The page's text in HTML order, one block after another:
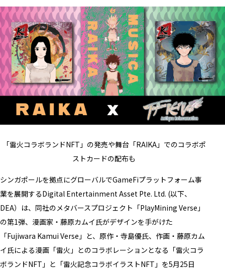
「雷火コラボランドNFT」の発売や舞台「RAIKA」でのコラボポ
ストカードの配布も
シンガポールを拠点にグローバルでGameFiプラットフォーム事
業を展開するDigital Entertainment Asset Pte. Ltd. (以下、
DEA）は、同社のメタバースプロジェクト「PlayMining Verse」
の第1弾、漫画家・藤原カムイ氏がデザインを手がけた
「Fujiwara Kamui Verse」と、原作・寺島優氏、作画・藤原カム
イ氏による漫画「雷火」とのコラボレーションとなる「雷火コラ
ボランドNFT」と「雷火記念コラボイラストNFT」を5月25日